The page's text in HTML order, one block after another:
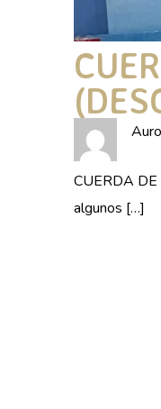
CUERDA
algunos […]